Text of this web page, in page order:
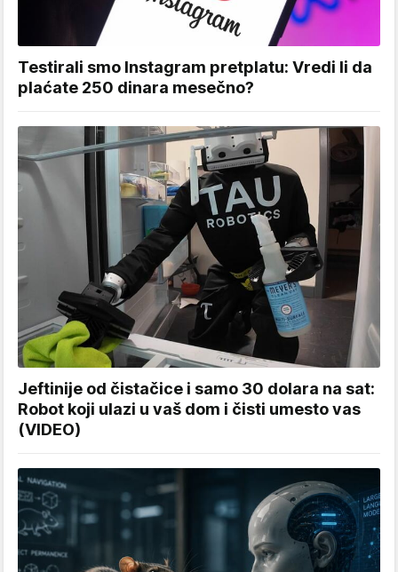
Testirali smo Instagram pretplatu: Vredi li da
plaćate 250 dinara mesečno?
Jeftinije od čistačice i samo 30 dolara na sat:
Robot koji ulazi u vaš dom i čisti umesto vas
(VIDEO)